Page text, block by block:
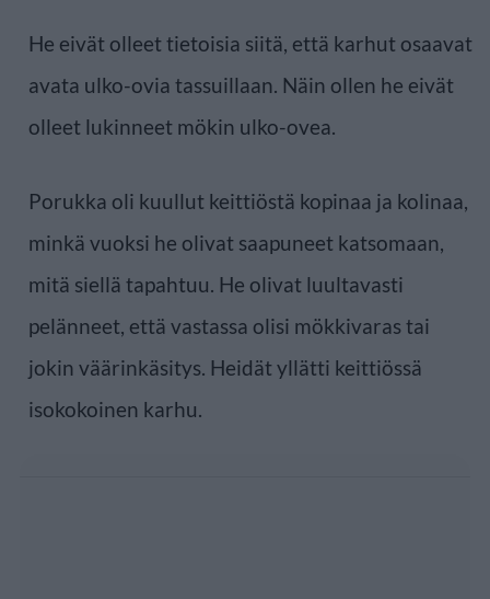
He eivät olleet tietoisia siitä, että karhut osaavat
avata ulko-ovia tassuillaan. Näin ollen he eivät
olleet lukinneet mökin ulko-ovea.
Porukka oli kuullut keittiöstä kopinaa ja kolinaa,
minkä vuoksi he olivat saapuneet katsomaan,
mitä siellä tapahtuu. He olivat luultavasti
pelänneet, että vastassa olisi mökkivaras tai
jokin väärinkäsitys. Heidät yllätti keittiössä
isokokoinen karhu.